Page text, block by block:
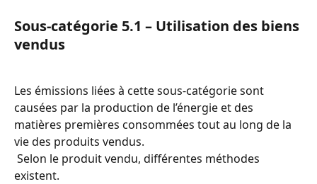
Sous-catégorie 5.1 – Utilisation des biens
vendus
Les émissions liées à cette sous-catégorie sont
causées par la production de l’énergie et des
matières premières consommées tout au long de la
vie des produits vendus.
existent.